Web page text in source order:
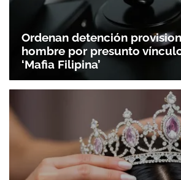
Ordenan detención
hombre por presunto
‘Mafia Filipina’